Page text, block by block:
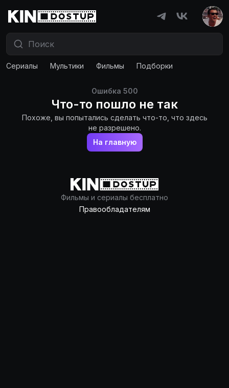
Сериалы Мультики Фильмы Подборки
Ошибка 500
Что-то пошло не так
Похоже, вы попытались сделать что-то, что здесь
не разрешено.
На главную
Фильмы и сериалы бесплатно
Правообладателям